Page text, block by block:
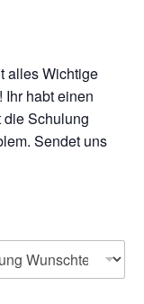
alles Wichtige
habt einen
Schulung
Sendet uns